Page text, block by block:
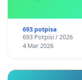
693 potpisa
693 Potpisi / 2026
4 Mar 2026